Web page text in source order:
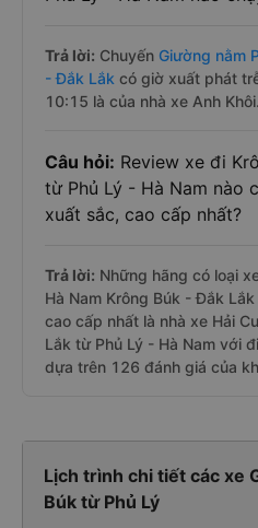
Trả lời: Chuyến Giường nằm
- Đắk Lắk có giờ xuất phát
10:15 là của nhà xe Anh Khôi.
Câu hỏi: Review xe đi
từ Phủ Lý - Hà Nam nào
xuất sắc, cao cấp nhất?
Trả lời: Những hãng có loại
Hà Nam Krông Búk - Đắk
cao cấp nhất là nhà xe Hải
Lắk từ Phủ Lý - Hà Nam với
dựa trên 126 đánh giá của
Lịch trình chi tiết các xe
Búk từ Phủ Lý